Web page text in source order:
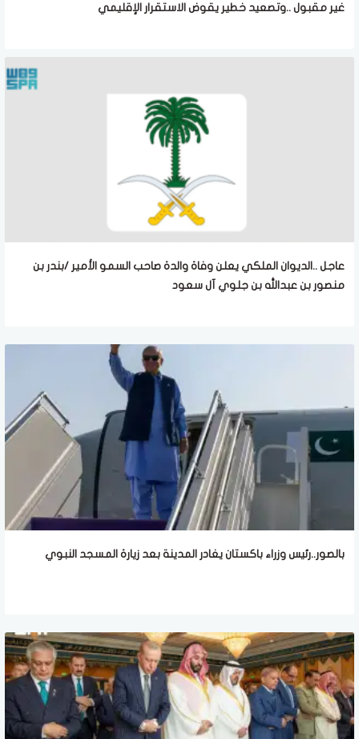
غير مقبول ..وتصعيد خطير يقوض الاستقرار الإقليمي
عاجل ..الديوان الملكي يعلن وفاة والدة صاحب السمو الأمير /بندر بن
منصور بن عبدالله بن جلوي آل سعود
بالصور..رئيس وزراء باكستان يغادر المدينة بعد زيارة المسجد النبوي